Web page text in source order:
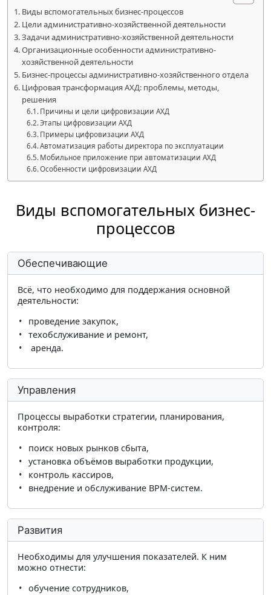
Виды вспомогательных бизнес-процессов
Цели административно-хозяйственной деятельности
Задачи административно-хозяйственной деятельности
Организационные особенности административно-
хозяйственной деятельности
Бизнес-процессы административно-хозяйственного отдела
Цифровая трансформация АХД: проблемы, методы,
решения
Причины и цели цифровизации АХД
Этапы цифровизации АХД
Примеры цифровизации АХД
Автоматизация работы директора по эксплуатации
Мобильное приложение при автоматизации АХД
Особенности цифровизации АХД
Виды вспомогательных бизнес-
процессов
Обеспечивающие
Всё, что необходимо для поддержания основной
деятельности:
проведение закупок,
техобслуживание и ремонт,
аренда.
Управления
Процессы выработки стратегии, планирования,
контроля:
поиск новых рынков сбыта,
установка объёмов выработки продукции,
контроль кассиров,
внедрение и обслуживание BPM-систем.
Развития
Необходимы для улучшения показателей. К ним
можно отнести:
обучение сотрудников,